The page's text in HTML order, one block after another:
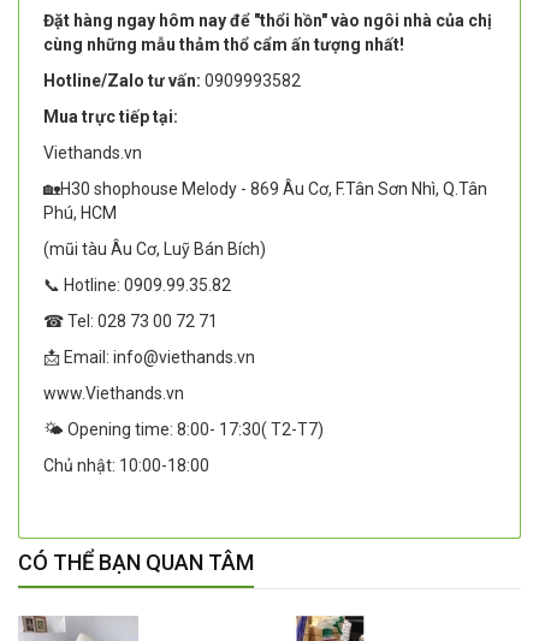
Đặt hàng ngay hôm nay để "thổi hồn" vào ngôi nhà của chị
cùng những mẫu thảm thổ cẩm ấn tượng nhất!
Hotline/Zalo tư vấn: 0909993582
Mua trực tiếp tại:
Viethands.vn
🏡H30 shophouse Melody - 869 Âu Cơ, F.Tân Sơn Nhì, Q.Tân
Phú, HCM
(mũi tàu Âu Cơ, Luỹ Bán Bích)
📞 Hotline: 0909.99.35.82
☎ Tel: 028 73 00 72 71
📩 Email: info@viethands.vn
www.Viethands.vn
🌤️ Opening time: 8:00- 17:30( T2-T7)
Chủ nhật: 10:00-18:00
CÓ THỂ BẠN QUAN TÂM